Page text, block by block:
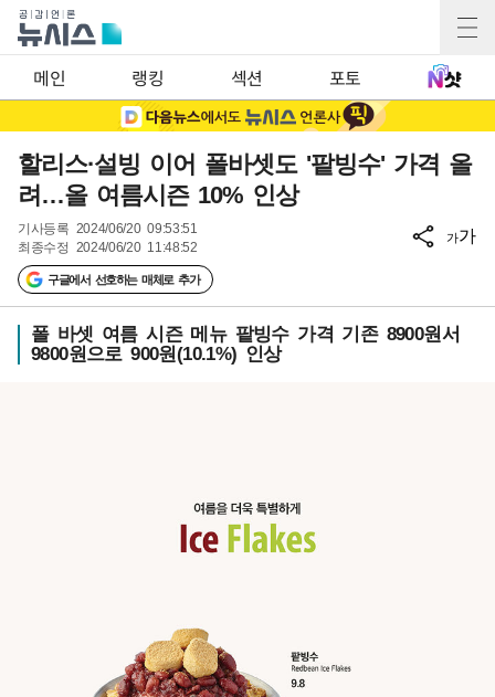
메인 랭킹 섹션 포토
할리스·설빙 이어 폴바셋도 '팥빙수' 가격 올
려…올 여름시즌 10% 인상
기사등록 2024/06/20 09:53:51
최종수정 2024/06/20 11:48:52
구글에서 선호하는 매체로 추가
가가
폴 바셋 여름 시즌 메뉴 팥빙수 가격 기존 8900원서
9800원으로 900원(10.1%) 인상